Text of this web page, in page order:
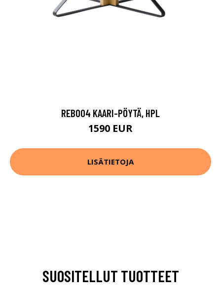
REB004 KAARI-PÖYTÄ, HPL
1590 EUR
LISÄTIETOJA
SUOSITELLUT TUOTTEET